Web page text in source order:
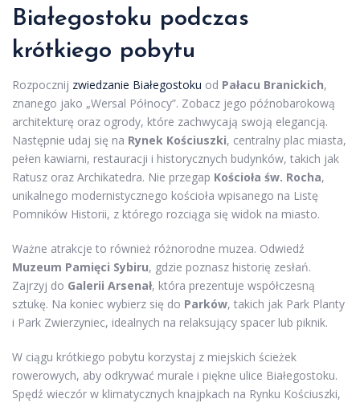
Białegostoku podczas
krótkiego pobytu
Rozpocznij zwiedzanie Białegostoku od Pałacu Branickich,
znanego jako „Wersal Północy”. Zobacz jego późnobarokową
architekturę oraz ogrody, które zachwycają swoją elegancją.
Następnie udaj się na Rynek Kościuszki, centralny plac miasta,
pełen kawiarni, restauracji i historycznych budynków, takich jak
Ratusz oraz Archikatedra. Nie przegap Kościoła św. Rocha,
unikalnego modernistycznego kościoła wpisanego na Listę
Pomników Historii, z którego rozciąga się widok na miasto.
Ważne atrakcje to również różnorodne muzea. Odwiedź
Muzeum Pamięci Sybiru, gdzie poznasz historię zesłań.
Zajrzyj do Galerii Arsenał, która prezentuje współczesną
sztukę. Na koniec wybierz się do Parków, takich jak Park Planty
i Park Zwierzyniec, idealnych na relaksujący spacer lub piknik.
W ciągu krótkiego pobytu korzystaj z miejskich ścieżek
rowerowych, aby odkrywać murale i piękne ulice Białegostoku.
Spędź wieczór w klimatycznych knajpkach na Rynku Kościuszki,